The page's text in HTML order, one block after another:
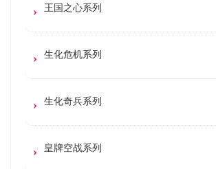
王国之心系列
生化危机系列
生化奇兵系列
皇牌空战系列